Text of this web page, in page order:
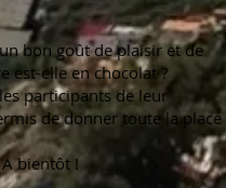
bon goût de plaisir et de
est-elle en chocolat ?
participants de leur
de donner toute la place
A bientôt !